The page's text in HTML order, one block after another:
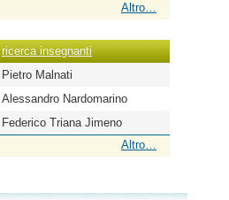
operatori
-
Altro…
ricerca insegnanti
Pietro Malnati
Alessandro Nardomarino
Federico Triana Jimeno
insegnanti
Altro…